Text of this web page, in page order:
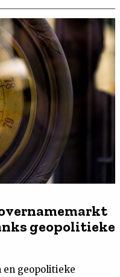
geopolitieke
geopolitieke